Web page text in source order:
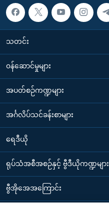
သတင်း
၀န်ဆောင်မှုများ
အပတ်စဉ်ကဏ္ဍများ
အင်္ဂလိပ်သင်ခန်းစာများ
ရေဒီယို
ရုပ်သံအစီအစဉ်နှင့် ဗွီဒီယိုကဏ္ဍများ
ဗွီအိုအေအကြောင်း